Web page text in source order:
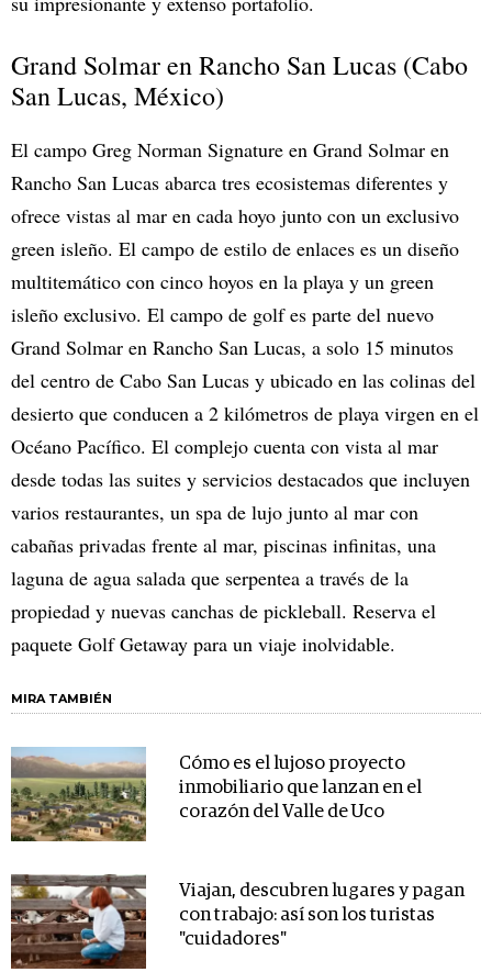
Grand Solmar en Rancho San Lucas (Cabo
San Lucas, México)
El campo Greg Norman Signature en Grand Solmar en
Rancho San Lucas abarca tres ecosistemas diferentes y
ofrece vistas al mar en cada hoyo junto con un exclusivo
green isleño. El campo de estilo de enlaces es un diseño
multitemático con cinco hoyos en la playa y un green
isleño exclusivo. El campo de golf es parte del nuevo
Grand Solmar en Rancho San Lucas, a solo 15 minutos
del centro de Cabo San Lucas y ubicado en las colinas del
desierto que conducen a 2 kilómetros de playa virgen en el
Océano Pacífico. El complejo cuenta con vista al mar
desde todas las suites y servicios destacados que incluyen
varios restaurantes, un spa de lujo junto al mar con
cabañas privadas frente al mar, piscinas infinitas, una
laguna de agua salada que serpentea a través de la
propiedad y nuevas canchas de pickleball. Reserva el
paquete Golf Getaway para un viaje inolvidable.
MIRA TAMBIÉN
Cómo es el lujoso proyecto
inmobiliario que lanzan en el
corazón del Valle de Uco
Viajan, descubren lugares y pagan
con trabajo: así son los turistas
"cuidadores"